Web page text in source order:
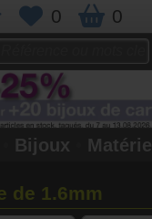
0 0
Bijoux Matériel
de 1.6mm